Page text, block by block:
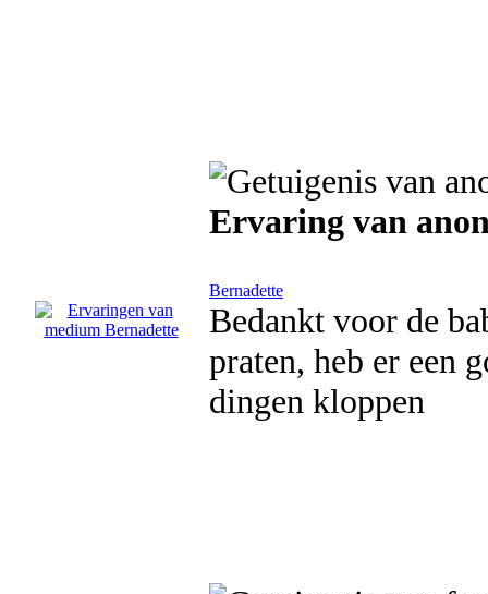
Ervaring van
Bernadette
Bedankt voor de
praten, heb er een
dingen kloppen